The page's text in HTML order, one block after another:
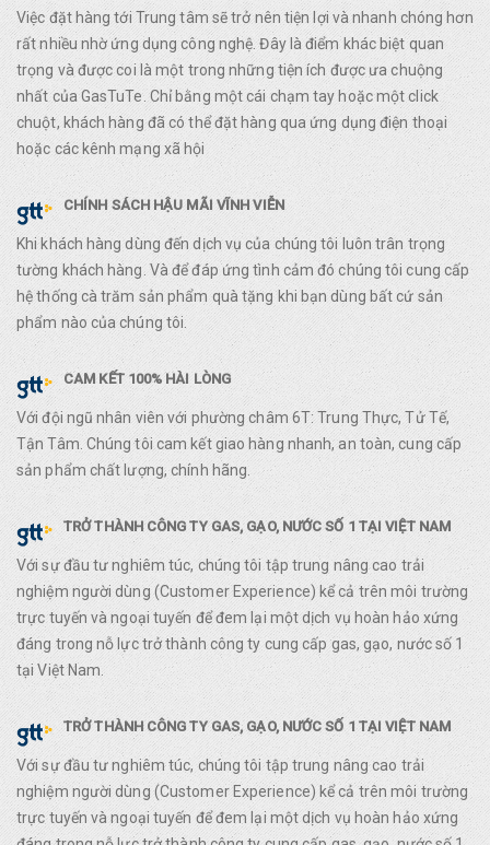
Việc đặt hàng tới Trung tâm sẽ trở nên tiện lợi và nhanh chóng hơn
rất nhiều nhờ ứng dụng công nghệ. Đây là điểm khác biệt quan
trọng và được coi là một trong những tiện ích được ưa chuộng
nhất của GasTuTe. Chỉ bằng một cái chạm tay hoặc một click
chuột, khách hàng đã có thể đặt hàng qua ứng dụng điện thoại
hoặc các kênh mạng xã hội
CHÍNH SÁCH HẬU MÃI VĨNH VIỄN
Khi khách hàng dùng đến dịch vụ của chúng tôi luôn trân trọng
tường khách hàng. Và để đáp ứng tình cảm đó chúng tôi cung cấp
hệ thống cà trăm sản phẩm quà tặng khi bạn dùng bất cứ sản
phẩm nào của chúng tôi.
CAM KẾT 100% HÀI LÒNG
Với đội ngũ nhân viên với phường châm 6T: Trung Thực, Tử Tế,
Tận Tâm. Chúng tôi cam kết giao hàng nhanh, an toàn, cung cấp
sản phẩm chất lượng, chính hãng.
TRỞ THÀNH CÔNG TY GAS, GẠO, NƯỚC SỐ 1 TẠI VIỆT NAM
Với sự đầu tư nghiêm túc, chúng tôi tập trung nâng cao trải
nghiệm người dùng (Customer Experience) kể cả trên môi trường
trực tuyến và ngoại tuyến để đem lại một dịch vụ hoàn hảo xứng
đáng trong nỗ lực trở thành công ty cung cấp gas, gạo, nước số 1
tại Việt Nam.
TRỞ THÀNH CÔNG TY GAS, GẠO, NƯỚC SỐ 1 TẠI VIỆT NAM
Với sự đầu tư nghiêm túc, chúng tôi tập trung nâng cao trải
nghiệm người dùng (Customer Experience) kể cả trên môi trường
trực tuyến và ngoại tuyến để đem lại một dịch vụ hoàn hảo xứng